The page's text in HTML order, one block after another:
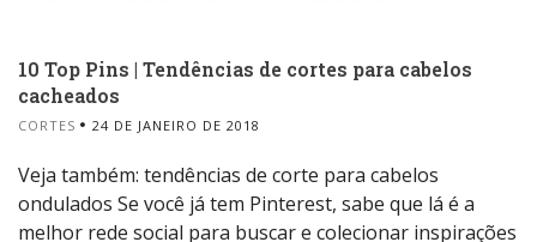
10 Top Pins | Tendências de cortes para cabelos
cacheados
CORTES 24 DE JANEIRO DE 2018
Veja também: tendências de corte para cabelos
ondulados Se você já tem Pinterest, sabe que lá é a
melhor rede social para buscar e colecionar inspirações